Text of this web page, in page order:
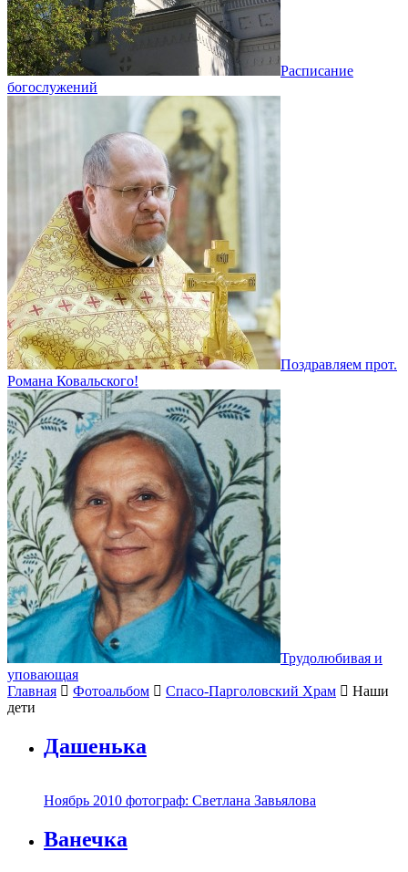
Расписание
богослужений
Поздравляем прот.
Романа Ковальского!
Трудолюбивая и
уповающая
Главная
Фотоальбом Спасо-Парголовский Храм
Наши
дети
Дашенька
Ноябрь 2010 фотограф: Светлана Завьялова
Ванечка